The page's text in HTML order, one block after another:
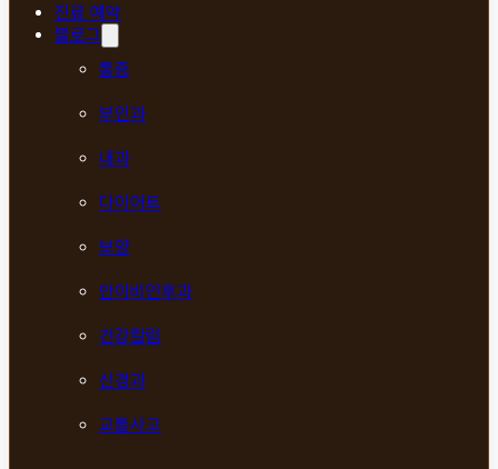
진료 예약
블로그
통증
부인과
내과
다이어트
보양
안이비인후과
건강칼럼
신경과
교통사고